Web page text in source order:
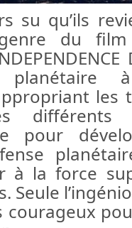
su qu’ils
du film
planétaire
les
pour
à la force
Seule
courageux